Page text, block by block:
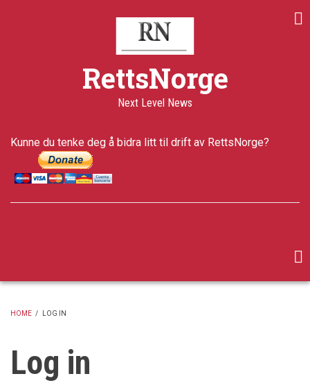
RettsNorge
Next Level News
Kunne du tenke deg å bidra litt til drift av RettsNorge?
HOME / LOG IN
Log in